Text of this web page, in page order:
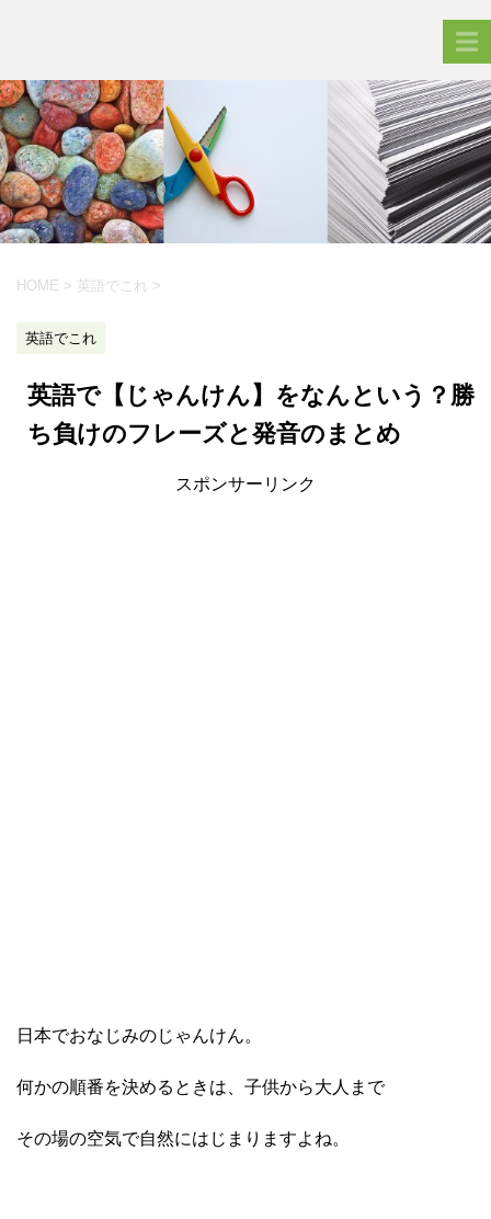
HOME > 英語でこれ >
英語でこれ
英語で【じゃんけん】をなんという？勝
ち負けのフレーズと発音のまとめ
スポンサーリンク
日本でおなじみのじゃんけん。
何かの順番を決めるときは、子供から大人まで
その場の空気で自然にはじまりますよね。